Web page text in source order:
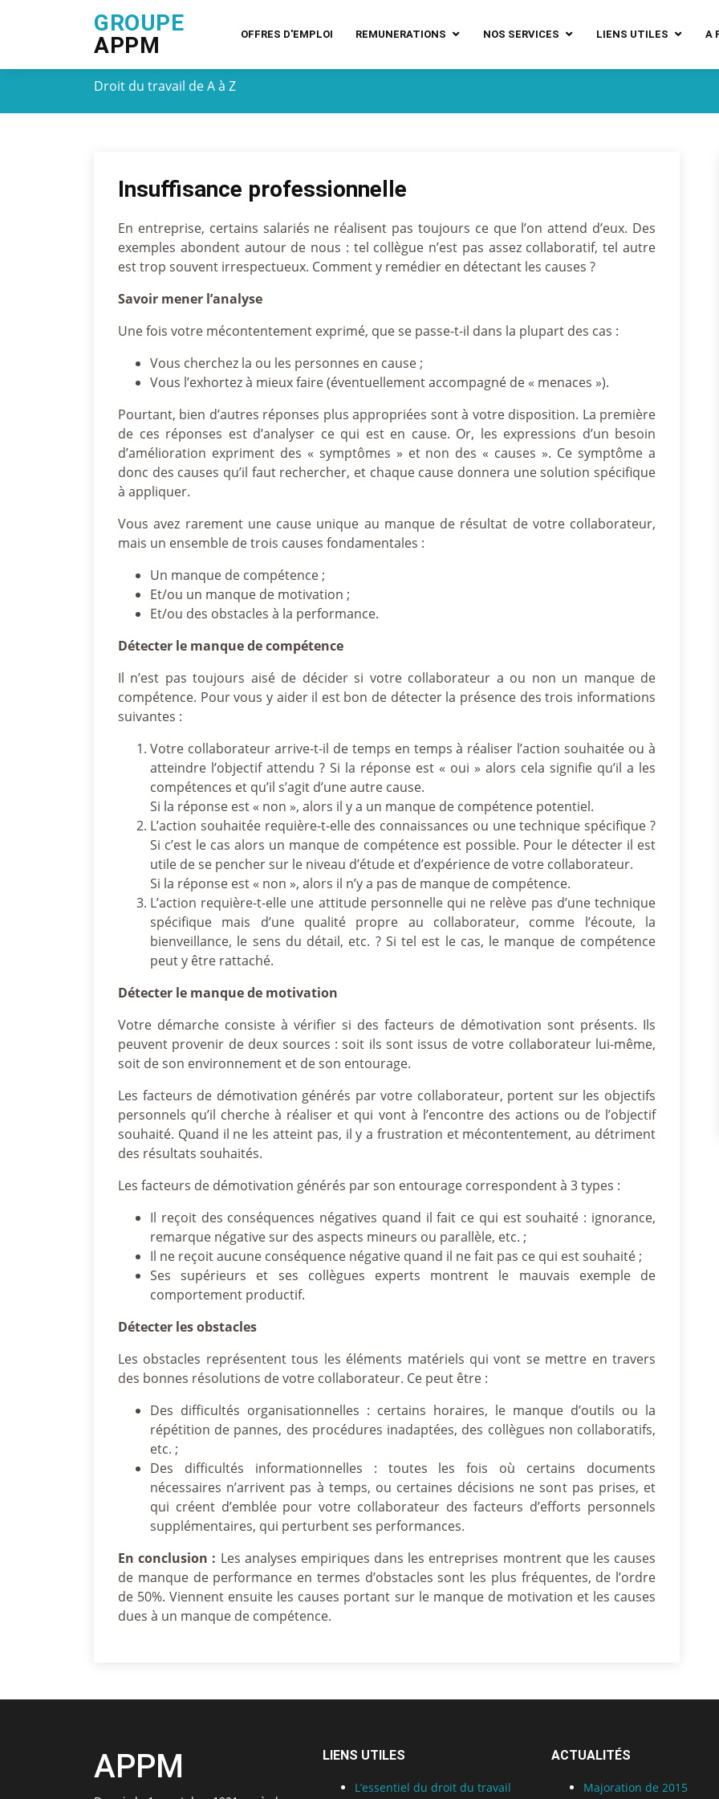
GROUPE
APPM
OFFRES D'EMPLOI REMUNERATIONS NOS SERVICES LIENS UTILES A
Droit du travail de A à Z
Insuffisance professionnelle
En entreprise, certains salariés ne réalisent pas toujours ce que l’on attend d’eux. Des
exemples abondent autour de nous : tel collègue n’est pas assez collaboratif, tel autre
est trop souvent irrespectueux. Comment y remédier en détectant les causes ?
Savoir mener l’analyse
Une fois votre mécontentement exprimé, que se passe-t-il dans la plupart des cas :
Vous cherchez la ou les personnes en cause ;
Vous l’exhortez à mieux faire (éventuellement accompagné de « menaces »).
Pourtant, bien d’autres réponses plus appropriées sont à votre disposition. La première
de ces réponses est d’analyser ce qui est en cause. Or, les expressions d’un besoin
d’amélioration expriment des « symptômes » et non des « causes ». Ce symptôme a
donc des causes qu’il faut rechercher, et chaque cause donnera une solution spécifique
à appliquer.
Vous avez rarement une cause unique au manque de résultat de votre collaborateur,
mais un ensemble de trois causes fondamentales :
Un manque de compétence ;
Et/ou un manque de motivation ;
Et/ou des obstacles à la performance.
Détecter le manque de compétence
Il n’est pas toujours aisé de décider si votre collaborateur a ou non un manque de
compétence. Pour vous y aider il est bon de détecter la présence des trois informations
suivantes :
Votre collaborateur arrive-t-il de temps en temps à réaliser l’action souhaitée ou à
atteindre l’objectif attendu ? Si la réponse est « oui » alors cela signifie qu’il a les
compétences et qu’il s’agit d’une autre cause.
Si la réponse est « non », alors il y a un manque de compétence potentiel.
L’action souhaitée requière-t-elle des connaissances ou une technique spécifique ?
Si c’est le cas alors un manque de compétence est possible. Pour le détecter il est
utile de se pencher sur le niveau d’étude et d’expérience de votre collaborateur.
Si la réponse est « non », alors il n’y a pas de manque de compétence.
L’action requière-t-elle une attitude personnelle qui ne relève pas d’une technique
spécifique mais d’une qualité propre au collaborateur, comme l’écoute, la
bienveillance, le sens du détail, etc. ? Si tel est le cas, le manque de compétence
peut y être rattaché.
Détecter le manque de motivation
Votre démarche consiste à vérifier si des facteurs de démotivation sont présents. Ils
peuvent provenir de deux sources : soit ils sont issus de votre collaborateur lui-même,
soit de son environnement et de son entourage.
Les facteurs de démotivation générés par votre collaborateur, portent sur les objectifs
personnels qu’il cherche à réaliser et qui vont à l’encontre des actions ou de l’objectif
souhaité. Quand il ne les atteint pas, il y a frustration et mécontentement, au détriment
des résultats souhaités.
Les facteurs de démotivation générés par son entourage correspondent à 3 types :
Il reçoit des conséquences négatives quand il fait ce qui est souhaité : ignorance,
remarque négative sur des aspects mineurs ou parallèle, etc. ;
Il ne reçoit aucune conséquence négative quand il ne fait pas ce qui est souhaité ;
Ses supérieurs et ses collègues experts montrent le mauvais exemple de
comportement productif.
Détecter les obstacles
Les obstacles représentent tous les éléments matériels qui vont se mettre en travers
des bonnes résolutions de votre collaborateur. Ce peut être :
Des difficultés organisationnelles : certains horaires, le manque d’outils ou la
répétition de pannes, des procédures inadaptées, des collègues non collaboratifs,
etc. ;
Des difficultés informationnelles : toutes les fois où certains documents
nécessaires n’arrivent pas à temps, ou certaines décisions ne sont pas prises, et
qui créent d’emblée pour votre collaborateur des facteurs d’efforts personnels
supplémentaires, qui perturbent ses performances.
En conclusion : Les analyses empiriques dans les entreprises montrent que les causes
de manque de performance en termes d’obstacles sont les plus fréquentes, de l’ordre
de 50%. Viennent ensuite les causes portant sur le manque de motivation et les causes
dues à un manque de compétence.
APPM LIENS UTILES
L’essentiel du droit du travail
ACTUALITÉS
Majoration de 2015